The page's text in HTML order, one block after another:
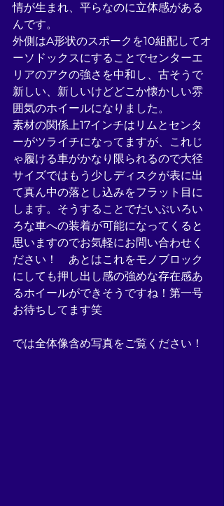
情が生まれ、平らなのに立体感がある
んです。
外側はA形状のスポークを10組配してオ
ーソドックスにすることでセンターエ
リアのアクの強さを中和し、古そうで
新しい、新しいけどどこか懐かしい雰
囲気のホイールになりました。
素材の関係上17インチはリムとセンタ
ーがツライチになってますが、これじ
ゃ履ける車がかなり限られるので大径
サイズではもう少しディスクが表に出
て真ん中の落とし込みをフラット目に
します。そうすることでだいぶいろい
ろな車への装着が可能になってくると
思いますのでお気軽にお問い合わせく
ださい！　あとはこれをモノブロック
にしても押し出し感の強めな存在感あ
るホイールができそうですね！第一号
お待ちしてます笑
では全体像含め写真をご覧ください！